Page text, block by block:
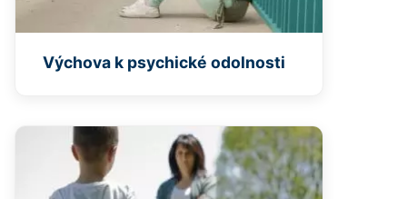
Výchova k psychické odolnosti